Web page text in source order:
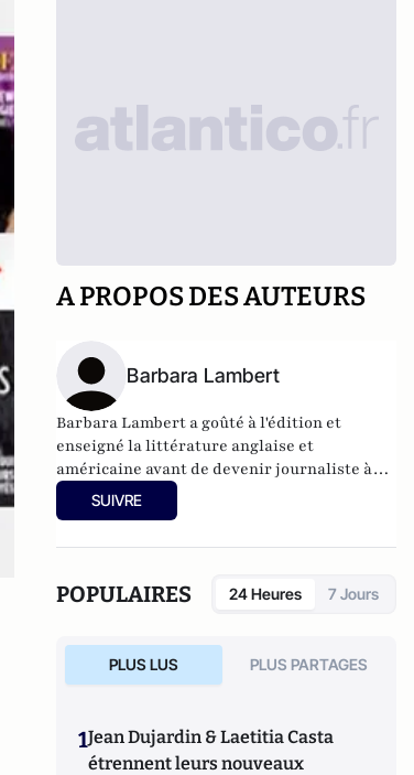
A PROPOS DES AUTEURS
Barbara Lambert
Barbara Lambert a goûté à l'édition et
enseigné la littérature anglaise et
américaine avant de devenir journaliste à
"Livres Hebdo". Elle est aujourd'hui
responsable des rubriques société/idées
SUIVRE
POPULAIRES 24 Heures 7 Jours
PLUS LUS PLUS PARTAGES
1Jean Dujardin & Laetitia Casta
étrennent leurs nouveaux